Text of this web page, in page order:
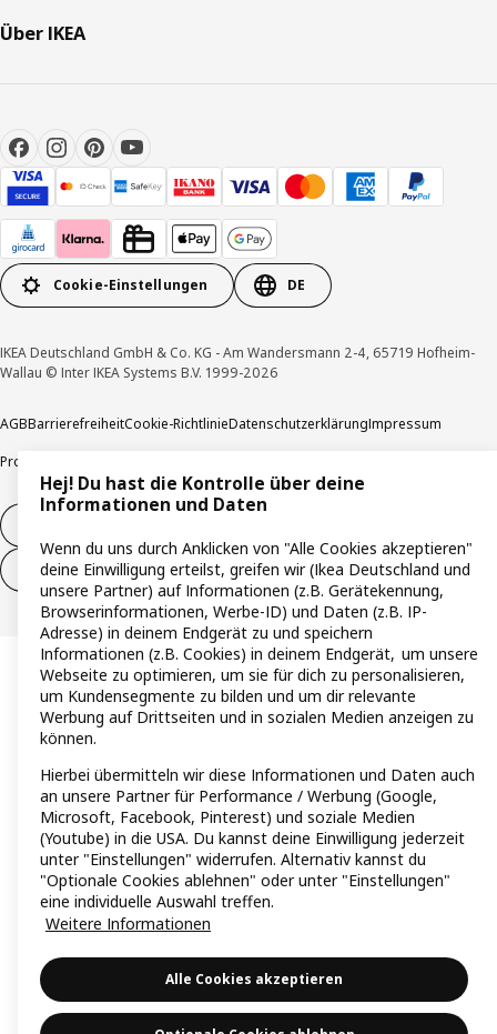
Über IKEA
Cookie-Einstellungen DE
IKEA Deutschland GmbH & Co. KG - Am Wandersmann 2-4, 65719 Hofheim-
Wallau © Inter IKEA Systems B.V. 1999-2026
AGBBarrierefreiheitCookie-RichtlinieDatenschutzerklärungImpressum
Produktrückrufe
Vertrag widerrufen (Services & Leistungen)
Hej! Du hast die Kontrolle über deine
Informationen und Daten
Wenn du uns durch Anklicken von "Alle Cookies akzeptieren"
deine Einwilligung erteilst, greifen wir (Ikea Deutschland und
unsere Partner) auf Informationen (z.B. Gerätekennung,
Browserinformationen, Werbe-ID) und Daten (z.B. IP-
Adresse) in deinem Endgerät zu und speichern
Informationen (z.B. Cookies) in deinem Endgerät, um unsere
Webseite zu optimieren, um sie für dich zu personalisieren,
um Kundensegmente zu bilden und um dir relevante
Werbung auf Drittseiten und in sozialen Medien anzeigen zu
können.
Hierbei übermitteln wir diese Informationen und Daten auch
an unsere Partner für Performance / Werbung (Google,
Microsoft, Facebook, Pinterest) und soziale Medien
(Youtube) in die USA. Du kannst deine Einwilligung jederzeit
unter "Einstellungen" widerrufen. Alternativ kannst du
"Optionale Cookies ablehnen" oder unter "Einstellungen"
eine individuelle Auswahl treffen.
Weitere Informationen
Alle Cookies akzeptieren